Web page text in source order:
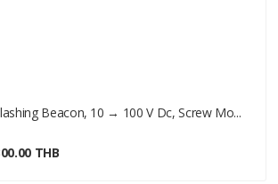
Beacon, 10 → 100 V Dc, Screw Mo...
THB